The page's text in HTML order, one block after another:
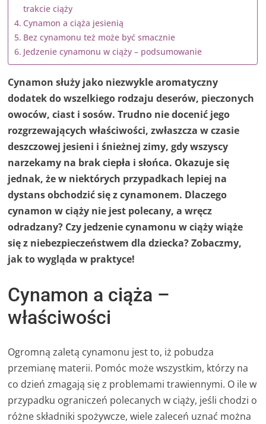
trakcie ciąży
Cynamon a ciąża jesienią
Bez cynamonu też może być smacznie
Jedzenie cynamonu w ciąży – podsumowanie
Cynamon służy jako niezwykle aromatyczny
dodatek do wszelkiego rodzaju deserów, pieczonych
owoców, ciast i sosów. Trudno nie docenić jego
rozgrzewających właściwości, zwłaszcza w czasie
deszczowej jesieni i śnieżnej zimy, gdy wszyscy
narzekamy na brak ciepła i słońca. Okazuje się
jednak, że w niektórych przypadkach lepiej na
dystans obchodzić się z cynamonem. Dlaczego
cynamon w ciąży nie jest polecany, a wręcz
odradzany? Czy jedzenie cynamonu w ciąży wiąże
się z niebezpieczeństwem dla dziecka? Zobaczmy,
jak to wygląda w praktyce!
Cynamon a ciąża –
właściwości
Ogromną zaletą cynamonu jest to, iż pobudza
przemianę materii. Pomóc może wszystkim, którzy na
co dzień zmagają się z problemami trawiennymi. O ile w
przypadku ograniczeń polecanych w ciąży, jeśli chodzi o
różne składniki spożywcze, wiele zaleceń uznać można